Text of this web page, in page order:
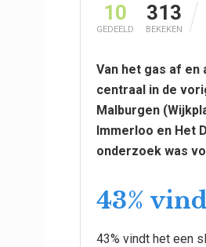
10
GEDEELD
313
BEKEKEN
Van het gas af en
centraal in de
Malburgen
Immerloo en Het
onderzoek was
43%
43% vindt het een